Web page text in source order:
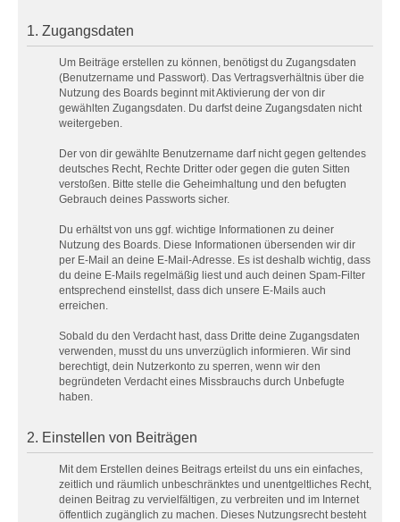
1. Zugangsdaten
Um Beiträge erstellen zu können, benötigst du Zugangsdaten
(Benutzername und Passwort). Das Vertragsverhältnis über die
Nutzung des Boards beginnt mit Aktivierung der von dir
gewählten Zugangsdaten. Du darfst deine Zugangsdaten nicht
weitergeben.
Der von dir gewählte Benutzername darf nicht gegen geltendes
deutsches Recht, Rechte Dritter oder gegen die guten Sitten
verstoßen. Bitte stelle die Geheimhaltung und den befugten
Gebrauch deines Passworts sicher.
Du erhältst von uns ggf. wichtige Informationen zu deiner
Nutzung des Boards. Diese Informationen übersenden wir dir
per E-Mail an deine E-Mail-Adresse. Es ist deshalb wichtig, dass
du deine E-Mails regelmäßig liest und auch deinen Spam-Filter
entsprechend einstellst, dass dich unsere E-Mails auch
erreichen.
Sobald du den Verdacht hast, dass Dritte deine Zugangsdaten
verwenden, musst du uns unverzüglich informieren. Wir sind
berechtigt, dein Nutzerkonto zu sperren, wenn wir den
begründeten Verdacht eines Missbrauchs durch Unbefugte
haben.
2. Einstellen von Beiträgen
Mit dem Erstellen deines Beitrags erteilst du uns ein einfaches,
zeitlich und räumlich unbeschränktes und unentgeltliches Recht,
deinen Beitrag zu vervielfältigen, zu verbreiten und im Internet
öffentlich zugänglich zu machen. Dieses Nutzungsrecht besteht